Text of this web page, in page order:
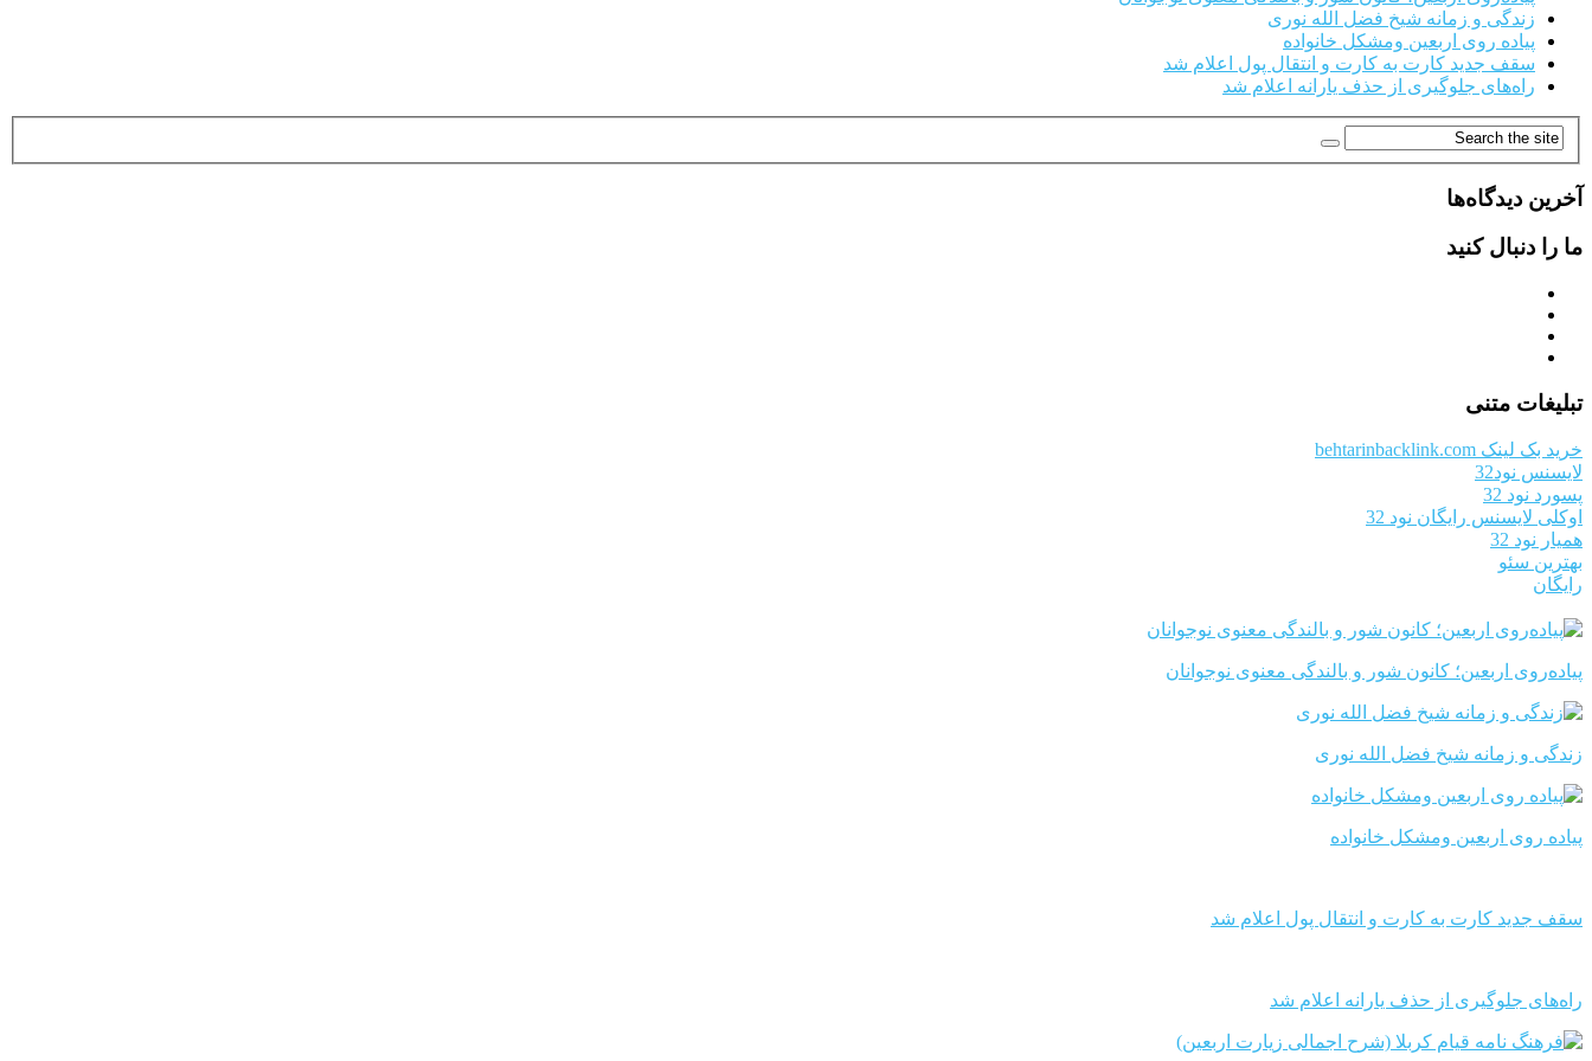
زندگی و زمانه شیخ فضل الله نوری
پیاده روی اربعین ومشکل خانواده
سقف جدید کارت به کارت و انتقال پول اعلام شد
راه‌های جلوگیری از حذف یارانه اعلام شد
آخرین دیدگاه‌ها
ما را دنبال کنید
تبلیغات متنی
خرید بک لینک behtarinbacklink.com
لایسنس نود32
پسورد نود 32
اوکلی لایسنس رایگان نود 32
همیار نود 32
بهترین سئو
رایگان
پیاده‌روی اربعین؛ کانون شور و بالندگی معنوی نوجوانان
زندگی و زمانه شیخ فضل الله نوری
پیاده روی اربعین ومشکل خانواده
سقف جدید کارت به کارت و انتقال پول اعلام شد
راه‌های جلوگیری از حذف یارانه اعلام شد